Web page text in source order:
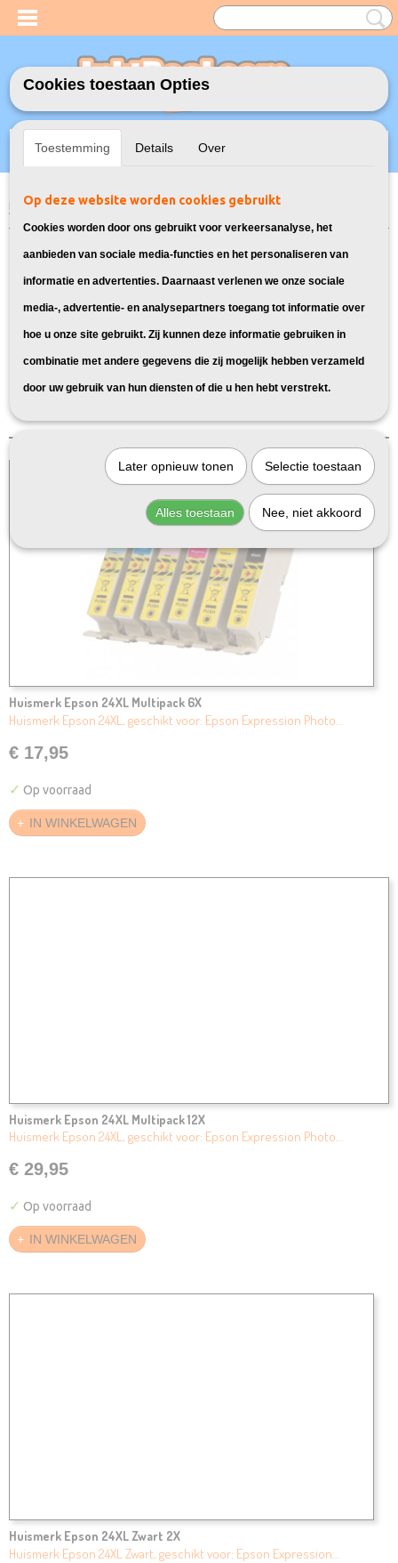
Inloggen Registreren
UW WINKELWAGEN
Home>Model Printer>24XL Inkt cartridges voor Epson
voor Epson Expression Photo XP-750
Deze 24XL inkt cartridges zijn
geschikt voor jouw Epson
Expression Photo:
Sorteer op:
Huismerk Epson 24XL Multipack 6X
Huismerk Epson 24XL, geschikt voor: Epson Expression Photo…
€ 17,95
✓ Op voorraad
IN WINKELWAGEN
Huismerk Epson 24XL Multipack 12X
Huismerk Epson 24XL, geschikt voor: Epson Expression Photo…
€ 29,95
✓ Op voorraad
IN WINKELWAGEN
Huismerk Epson 24XL Zwart 2X
Huismerk Epson 24XL Zwart, geschikt voor: Epson Expression…
Cookies toestaan Opties
Toestemming Details Over
Op deze website worden cookies gebruikt
Cookies worden door ons gebruikt voor verkeersanalyse, het
aanbieden van sociale media-functies en het personaliseren van
informatie en advertenties. Daarnaast verlenen we onze sociale
media-, advertentie- en analysepartners toegang tot informatie over
hoe u onze site gebruikt. Zij kunnen deze informatie gebruiken in
combinatie met andere gegevens die zij mogelijk hebben verzameld
door uw gebruik van hun diensten of die u hen hebt verstrekt.
Later opnieuw tonen Selectie toestaan
Alles toestaan Nee, niet akkoord